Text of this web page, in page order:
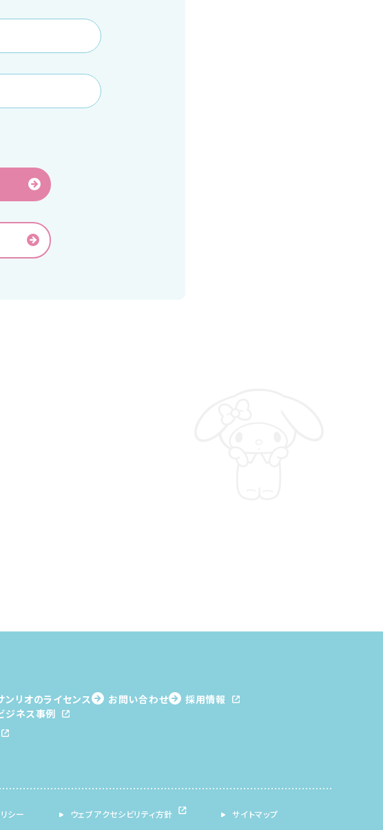
ンリオのライセンス
ジネス事例
お問い合わせ 採用情報
シー ウェブアクセシビリティ方針 サイトマップ